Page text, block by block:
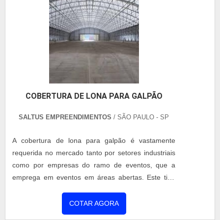
saber mais sobre a empresa, os serviços e os
COBERTURA DE LONA PARA GALPÃO
SALTUS EMPREENDIMENTOS / SÃO PAULO - SP
A cobertura de lona para galpão é vastamente
requerida no mercado tanto por setores industriais
como por empresas do ramo de eventos, que a
emprega em eventos em áreas abertas. Este tipo
modalidades de superfície, como asfalto, areia e
gramado. VANTAGENS DA COBERTURA DE
COTAR AGORA